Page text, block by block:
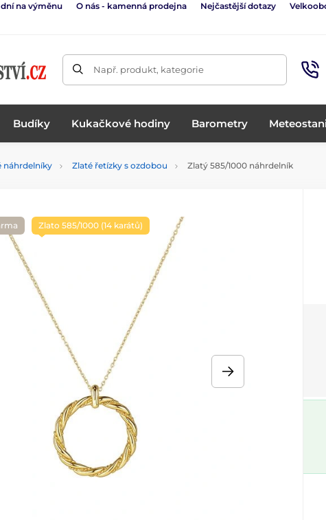
na výměnu O nás - kamenná prodejna Nejčastější dotazy
Např. produkt, kategorie
Budíky Kukačkové hodiny Barometry
náhrdelníky Zlaté řetízky s ozdobou Zlatý 585/1000 náhrdelník
Zlato 585/1000 (14 karátů)